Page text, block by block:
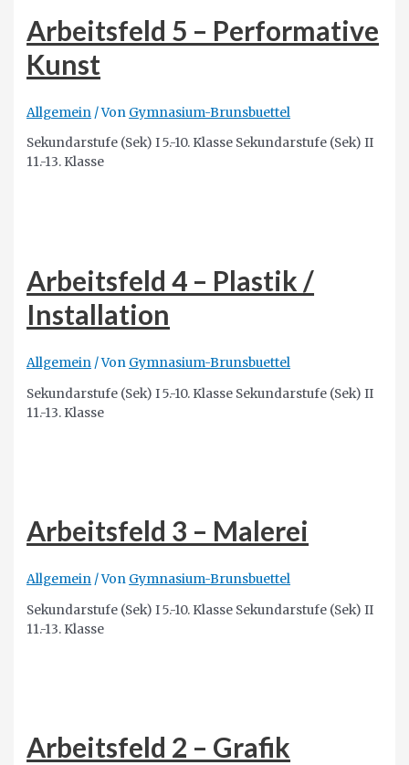
Arbeitsfeld 5 – Performative
Kunst
Allgemein / Von Gymnasium-Brunsbuettel
Sekundarstufe (Sek) I 5.-10. Klasse Sekundarstufe (Sek) II
11.-13. Klasse
Arbeitsfeld 4 – Plastik /
Installation
Allgemein / Von Gymnasium-Brunsbuettel
Sekundarstufe (Sek) I 5.-10. Klasse Sekundarstufe (Sek) II
11.-13. Klasse
Arbeitsfeld 3 – Malerei
Allgemein / Von Gymnasium-Brunsbuettel
Sekundarstufe (Sek) I 5.-10. Klasse Sekundarstufe (Sek) II
11.-13. Klasse
Arbeitsfeld 2 – Grafik